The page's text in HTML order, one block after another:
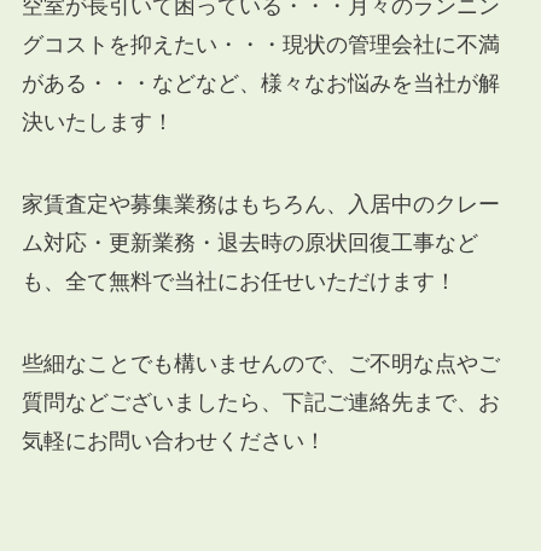
空室が長引いて困っている・・・月々のランニン
グコストを抑えたい・・・現状の管理会社に不満
がある・・・などなど、様々なお悩みを当社が解
決いたします！
家賃査定や募集業務はもちろん、入居中のクレー
ム対応・更新業務・退去時の原状回復工事など
も、全て無料で当社にお任せいただけます！
些細なことでも構いませんので、ご不明な点やご
質問などございましたら、下記ご連絡先まで、お
気軽にお問い合わせください！